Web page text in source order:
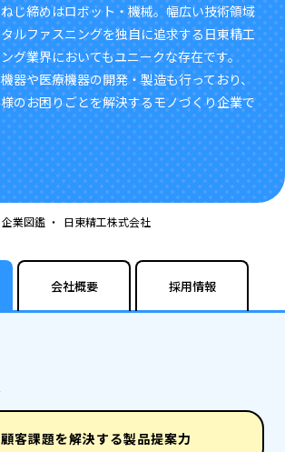
じ締めはロボット・機械。幅広い技術領域
ルファスニングを独自に追求する日東精工
グ業界においてもユニークな存在です。
器や医療機器の開発・製造も行っており、
のお困りごとを解決するモノづくり企業で
業図鑑 日東精工株式会社
会社概要 採用情報
客課題を解決する製品提案力